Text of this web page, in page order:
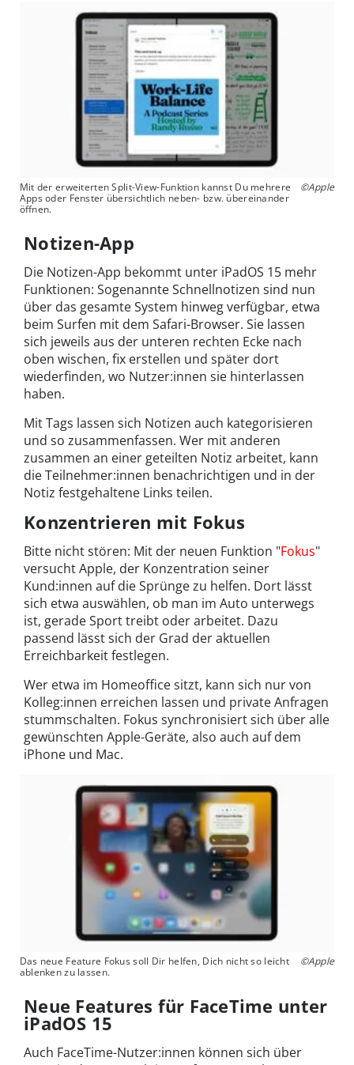
Mit der erweiterten Split-View-Funktion kannst Du mehrere
Apps oder Fenster übersichtlich neben- bzw. übereinander
öffnen.
©Apple
Notizen-App
Die Notizen-App bekommt unter iPadOS 15 mehr
Funktionen: Sogenannte Schnellnotizen sind nun
über das gesamte System hinweg verfügbar, etwa
beim Surfen mit dem Safari-Browser. Sie lassen
sich jeweils aus der unteren rechten Ecke nach
oben wischen, fix erstellen und später dort
wiederfinden, wo Nutzer:innen sie hinterlassen
haben.
Mit Tags lassen sich Notizen auch kategorisieren
und so zusammenfassen. Wer mit anderen
zusammen an einer geteilten Notiz arbeitet, kann
die Teilnehmer:innen benachrichtigen und in der
Notiz festgehaltene Links teilen.
Konzentrieren mit Fokus
Bitte nicht stören: Mit der neuen Funktion "Fokus"
versucht Apple, der Konzentration seiner
Kund:innen auf die Sprünge zu helfen. Dort lässt
sich etwa auswählen, ob man im Auto unterwegs
ist, gerade Sport treibt oder arbeitet. Dazu
passend lässt sich der Grad der aktuellen
Erreichbarkeit festlegen.
Wer etwa im Homeoffice sitzt, kann sich nur von
Kolleg:innen erreichen lassen und private Anfragen
stummschalten. Fokus synchronisiert sich über alle
gewünschten Apple-Geräte, also auch auf dem
iPhone und Mac.
Das neue Feature Fokus soll Dir helfen, Dich nicht so leicht
ablenken zu lassen.
©Apple
Neue Features für FaceTime unter
iPadOS 15
Auch FaceTime-Nutzer:innen können sich über